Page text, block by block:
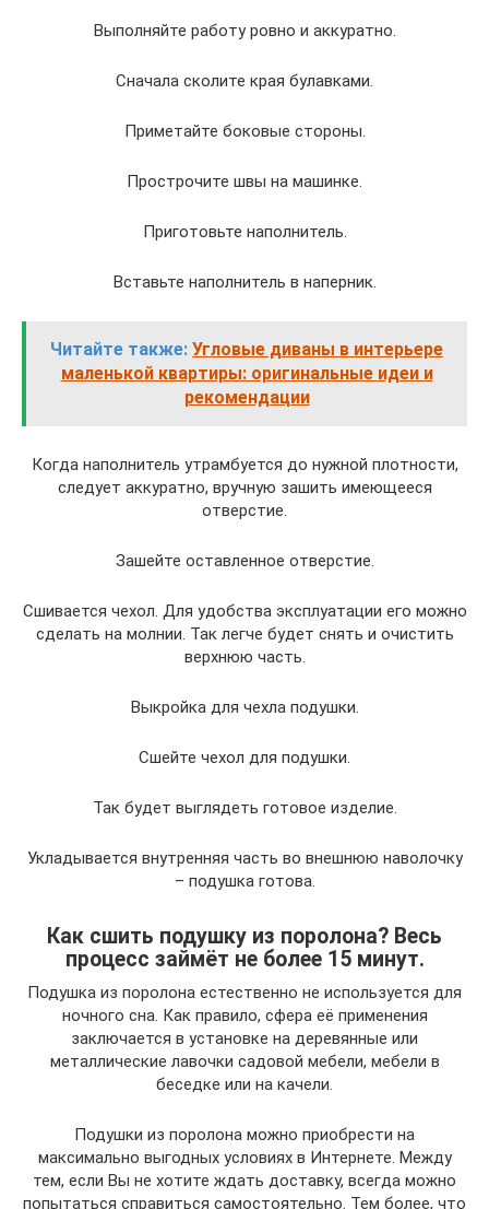
Выполняйте работу ровно и аккуратно.
Сначала сколите края булавками.
Приметайте боковые стороны.
Прострочите швы на машинке.
Приготовьте наполнитель.
Вставьте наполнитель в наперник.
Читайте также: Угловые диваны в интерьере
маленькой квартиры: оригинальные идеи и
рекомендации
Когда наполнитель утрамбуется до нужной плотности,
следует аккуратно, вручную зашить имеющееся
отверстие.
Зашейте оставленное отверстие.
Сшивается чехол. Для удобства эксплуатации его можно
сделать на молнии. Так легче будет снять и очистить
верхнюю часть.
Выкройка для чехла подушки.
Сшейте чехол для подушки.
Так будет выглядеть готовое изделие.
Укладывается внутренняя часть во внешнюю наволочку
– подушка готова.
Как сшить подушку из поролона? Весь
процесс займёт не более 15 минут.
Подушка из поролона естественно не используется для
ночного сна. Как правило, сфера её применения
заключается в установке на деревянные или
металлические лавочки садовой мебели, мебели в
беседке или на качели.
Подушки из поролона можно приобрести на
максимально выгодных условиях в Интернете. Между
тем, если Вы не хотите ждать доставку, всегда можно
попытаться справиться самостоятельно. Тем более, что